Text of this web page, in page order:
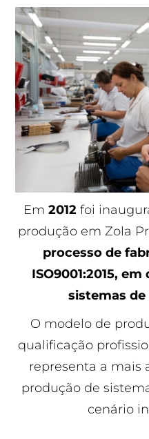
Em 2012 foi
produção em Zola
processo de
ISO9001:2015,
sistemas
O modelo de
qualificação
representa a mais
produção de
cenário